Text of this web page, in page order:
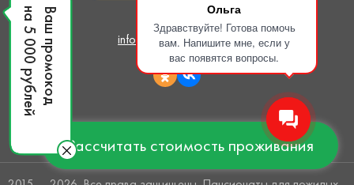
Ольга
Здравствуйте! Готова помочь
вам. Напишите мне, если у
вас появятся вопросы.
Написать нам
info@pansionat-line.pro
Рассчитать стоимость проживания
Ваш промокод
на 5 000 рублей